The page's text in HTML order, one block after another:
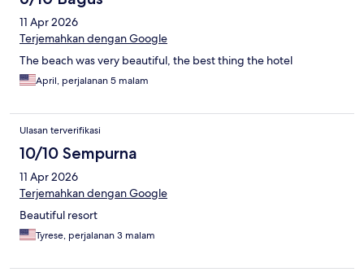
11 Apr 2026
Terjemahkan dengan Google
The beach was very beautiful, the best thing the hotel
April, perjalanan 5 malam
Ulasan terverifikasi
10/10 Sempurna
11 Apr 2026
Terjemahkan dengan Google
Beautiful resort
Tyrese, perjalanan 3 malam